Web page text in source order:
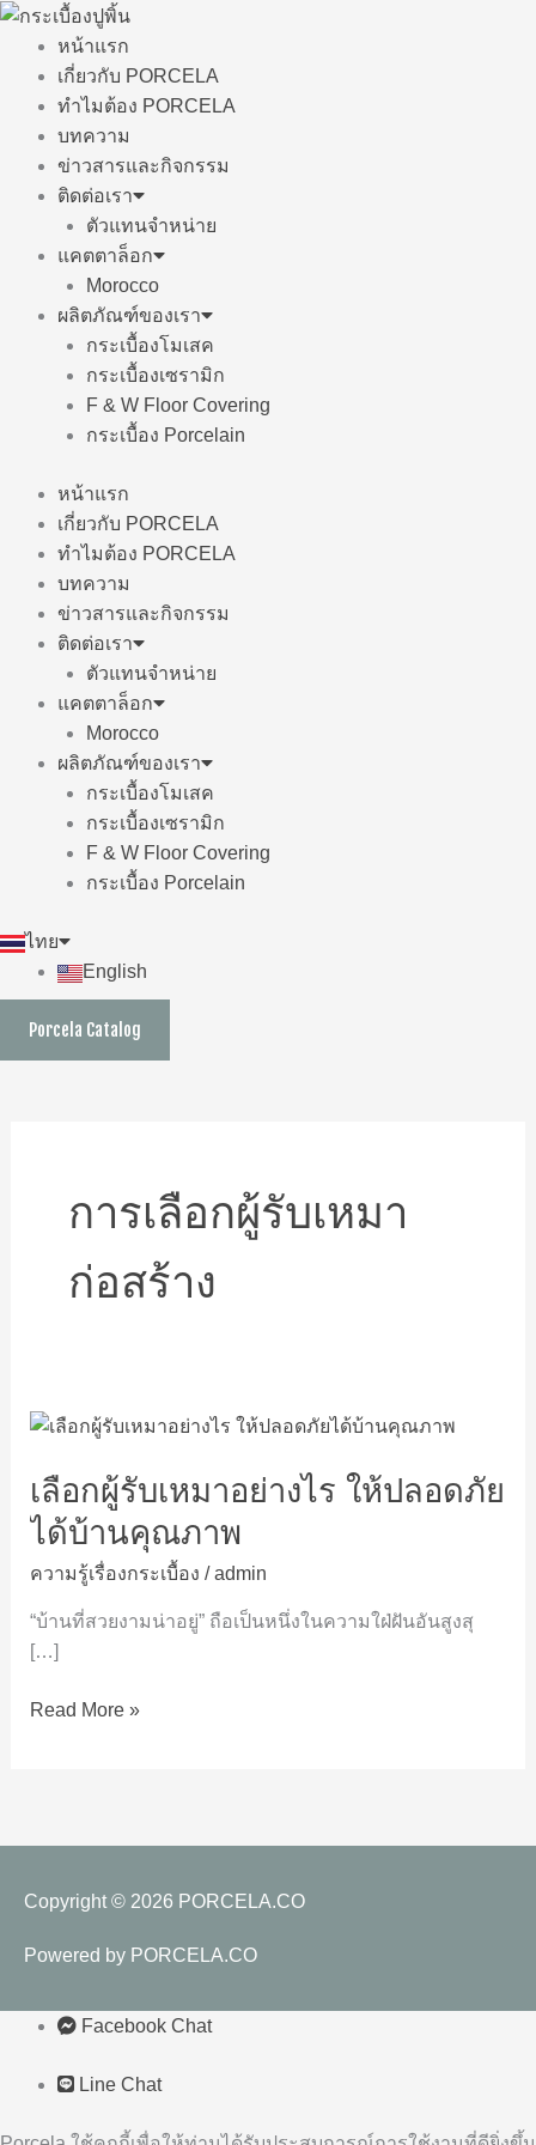
Skip
content
หน้าแรก
เกี่ยวกับ PORCELA
ทำไมต้อง PORCELA
บทความ
ข่าวสารและกิจกรรม
ติดต่อเรา
ตัวแทนจำหน่าย
แคตตาล็อก
Morocco
ผลิตภัณฑ์ของเรา
กระเบื้องโมเสค
กระเบื้องเซรามิก
F & W Floor Covering
กระเบื้อง Porcelain
หน้าแรก
เกี่ยวกับ PORCELA
ทำไมต้อง PORCELA
บทความ
ข่าวสารและกิจกรรม
ติดต่อเรา
ตัวแทนจำหน่าย
แคตตาล็อก
Morocco
ผลิตภัณฑ์ของเรา
กระเบื้องโมเสค
กระเบื้องเซรามิก
F & W Floor Covering
กระเบื้อง Porcelain
ไทย
English
Porcela Catalog
การเลือกผู้รับเหมา
ก่อสร้าง
เลือกผู้รับเหมาอย่างไร ให้ปลอดภัย
ได้บ้านคุณภาพ
ความรู้เรื่องกระเบื้อง /admin
“บ้านที่สวยงามน่าอยู่” ถือเป็นหนึ่งในความใฝ่ฝันอันสูงสุ
[…]
เลือก
เหมา
อย่างไร
ให้
ปลอดภัย
บ้าน
คุณภาพ
Read More »
Copyright © 2026 PORCELA.CO
Powered by PORCELA.CO
Facebook Chat
Line Chat